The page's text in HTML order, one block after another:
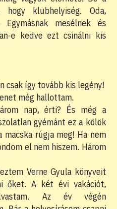
hogy klubhelyiség. Oda,
mesélnek és
e kedve ezt csinálni kis
csak így tovább kis legény!
még hallottam.
nap, érti? És még a
gyémánt ez a kölök
macska rúgja meg! Ha nem
el nem hiszem. Három
Verne Gyula könyveit
őket. A két évi vakációt,
Az év végén